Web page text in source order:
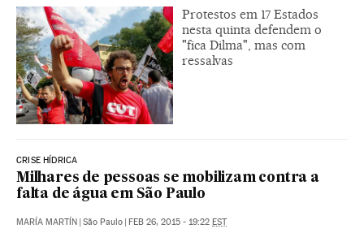
Protestos em 17 Estados
nesta quinta defendem o
"fica Dilma", mas com
ressalvas
CRISE HÍDRICA
Milhares de pessoas se mobilizam contra a
falta de água em São Paulo
MARÍA MARTÍN | São Paulo | FEB 26, 2015 - 19:22 EST